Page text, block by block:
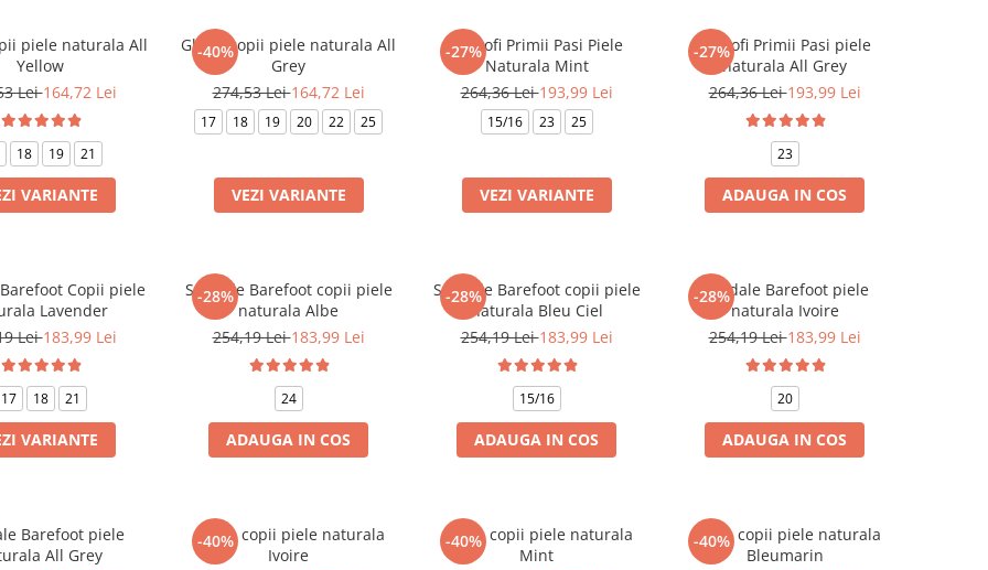
piele naturala All
Yellow
Lei164,72 Lei
18 19 21
VARIANTE
-40%
Ghete copii piele naturala All
Grey
274,53 Lei164,72 Lei
17 18 19 20 22 25
VEZI VARIANTE
-27%
Pantofi Primii Pasi Piele
Naturala Mint
264,36 Lei193,99 Lei
15/16 23 25
VEZI VARIANTE
-27%
Pantofi Primii Pasi piele
naturala All Grey
264,36 Lei193,99 Lei
23
ADAUGA IN COS
Copii piele
Lavender
Lei183,99 Lei
17 18 21
VARIANTE
-28%
Sandale Barefoot copii piele
naturala Albe
254,19 Lei183,99 Lei
24
ADAUGA IN COS
-28%
Sandale Barefoot copii piele
naturala Bleu Ciel
254,19 Lei183,99 Lei
15/16
ADAUGA IN COS
-28%
Sandale Barefoot piele
naturala Ivoire
254,19 Lei183,99 Lei
20
ADAUGA IN COS
Barefoot piele
All Grey
-40%
Ghete copii piele naturala
Ivoire
-40%
Ghete copii piele naturala
Mint
-40%
Ghete copii piele naturala
Bleumarin